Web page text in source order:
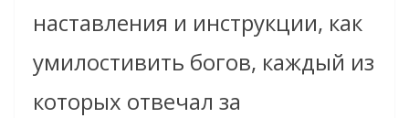
наставления и инструкции, как
умилостивить богов, каждый из
которых отвечал за